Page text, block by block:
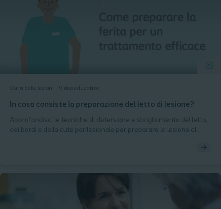
Cura delle lesioni Video educativo
In cosa consiste la preparazione del letto di lesione?
Approfondisci le tecniche di detersione e sbrigliamento del letto,
dei bordi e della cute perilesionale per preparare la lesione al